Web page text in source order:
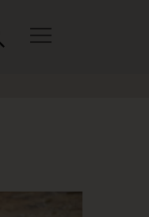
Toggle navigation